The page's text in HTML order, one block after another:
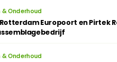
& Onderhoud
Europoort en Pirtek
& Onderhoud